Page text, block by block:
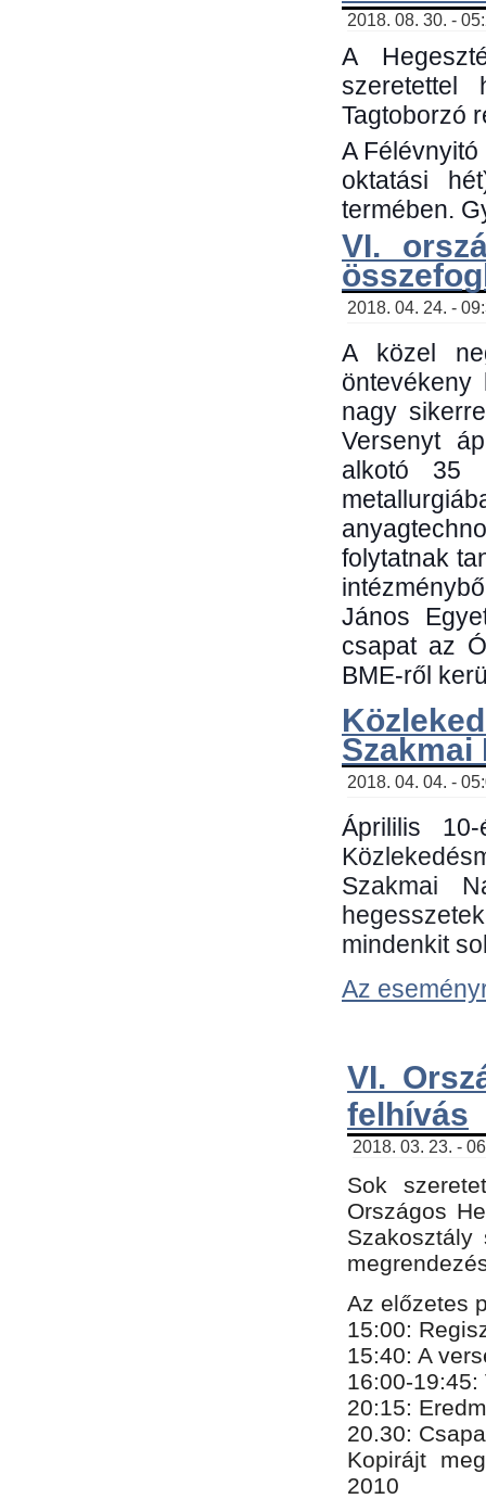
2018. 08. 30. -
A
szeretettel
Tagtoborzó
A
oktatási
termében.
VI.
2018. 04. 24. -
A közel
nagy
Versenyt
alkotó 35
folytatnak
János
csapat az
BME-ről
Szakmai
2018. 04. 04. -
Áprililis
Szakmai
mindenkit
Az
VI.
felhívás
2018. 03. 23. -
Sok
Országos
Az előzetes
15:00:
15:40: A
16:00-19:45:
20:​15​:
​20.30:
Kopirájt
2010